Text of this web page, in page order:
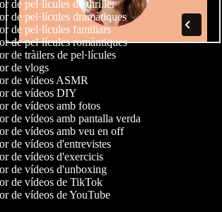
de pel·lícules de thriller
de pel·lícules dramàtiques
de pel·lícules familiars
de pel·lícules romàntiques
de tràilers de pel·lícules
de vlogs
de vídeos ASMR
de vídeos DIY
de vídeos amb fotos
de vídeos amb pantalla verda
de vídeos amb veu en off
de vídeos d'entrevistes
de vídeos d'exercicis
de vídeos d'unboxing
de vídeos de TikTok
de vídeos de YouTube